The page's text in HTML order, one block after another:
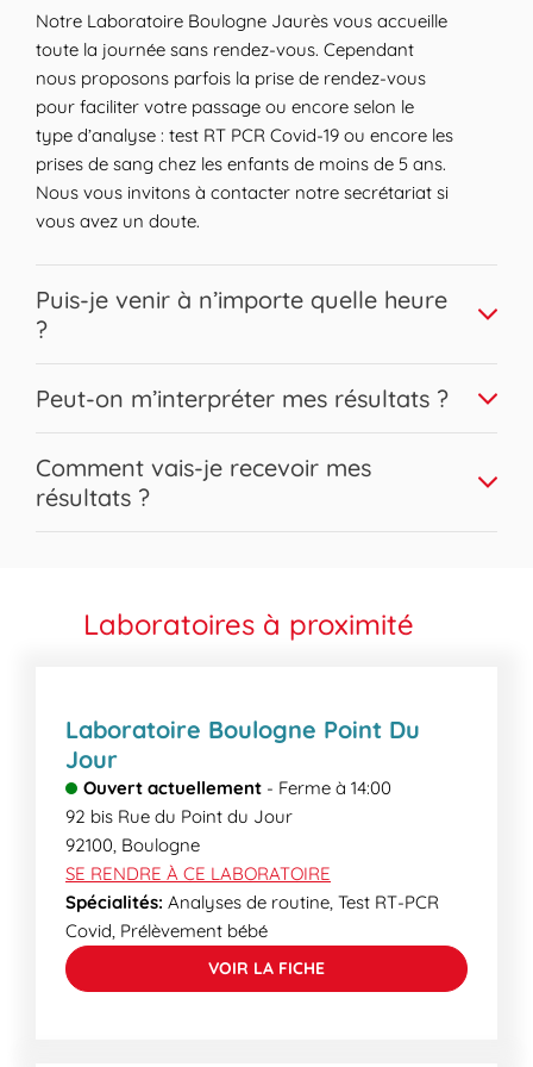
Notre Laboratoire Boulogne Jaurès vous accueille
toute la journée sans rendez-vous. Cependant
nous proposons parfois la prise de rendez-vous
pour faciliter votre passage ou encore selon le
type d’analyse : test RT PCR Covid-19 ou encore les
prises de sang chez les enfants de moins de 5 ans.
Nous vous invitons à contacter notre secrétariat si
vous avez un doute.
Puis-je venir à n’importe quelle heure
?
Expand or collapse answer
Les prises de sang peuvent être réalisées pour la
plupart sans contrainte horaire en respectant les
conditions de jeûne éventuelles. Afin d’assurer une
fiabilité optimale des résultats en évitant le
champ « horaire ».
Peut-on m’interpréter mes résultats ?
Expand or collapse answer
pour répondre à l’ensemble de vos questions et
interpréter en toute confidentialité vos résultats,
demandez-le à l’accueil !
Comment vais-je recevoir mes
résultats ?
Expand or collapse answer
accédant au serveur de résultat sécurisé de votre
de votre venue, nos secrétaires médicales
pourront vous informer des délais de rendu.
Laboratoires à proximité
Laboratoire Boulogne Point Du
Jour
Ouvert actuellement - Ferme à 14:00
92 bis Rue du Point du Jour
92100, Boulogne
SE RENDRE À CE LABORATOIRE
Spécialités: Analyses de routine, Test RT-PCR
Covid, Prélèvement bébé
VOIR LA FICHE